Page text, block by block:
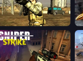
Mountain Operation